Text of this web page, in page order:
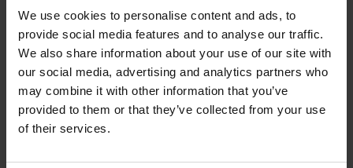
We use cookies to personalise content and ads, to
provide social media features and to analyse our traffic.
We also share information about your use of our site with
our social media, advertising and analytics partners who
may combine it with other information that you’ve
provided to them or that they’ve collected from your use
of their services.
machen Abweichungen in anderen Messrichtungen
sichtbar, die sich auf das komplette System auswirken
und jetzt dank der MULTI-DOF TECHNOLOGY von
HEIDENHAIN kompensiert werden können. Beim LIP
plus
befinden sich zwei separate
Maßverkörperungen auf dem Teilungsträger. Deren
Teilungen sind diagonal mit einem Winkel von +45°
jeweils einem Abtastfeld pro Maßverkörperung kann